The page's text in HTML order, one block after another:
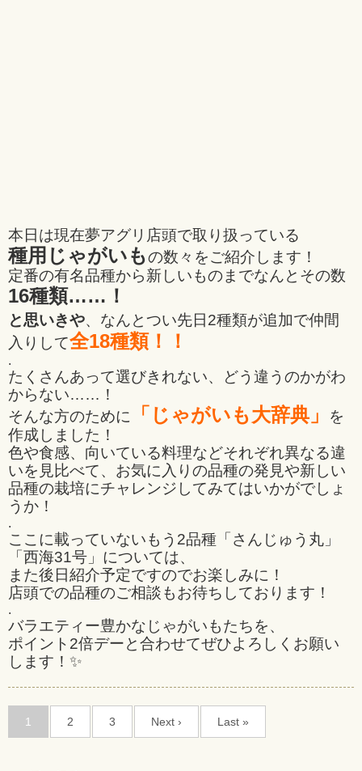
本日は現在夢アグリ店頭で取り扱っている
種用じゃがいもの数々をご紹介します！
定番の有名品種から新しいものまでなんとその数
16種類……！
と思いきや、なんとつい先日2種類が追加で仲間
入りして全18種類！！
.
たくさんあって選びきれない、どう違うのかがわ
からない……！
そんな方のために
「じゃがいも大辞典」
を
作成しました！
色や食感、向いている料理などそれぞれ異なる違
いを見比べて、お気に入りの品種の発見や新しい
品種の栽培にチャレンジしてみてはいかがでしょ
うか！
.
ここに載っていないもう2品種「さんじゅう丸」
「西海31号」については、
また後日紹介予定ですのでお楽しみに！
店頭での品種のご相談もお待ちしております！
.
バラエティー豊かなじゃがいもたちを、
ポイント2倍デーと合わせてぜひよろしくお願い
します！✨
1 2 3 Next › Last »